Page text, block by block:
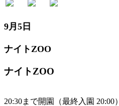
9月5日
ナイトZOO
ナイトZOO
20:30まで開園（最終入園 20:00）